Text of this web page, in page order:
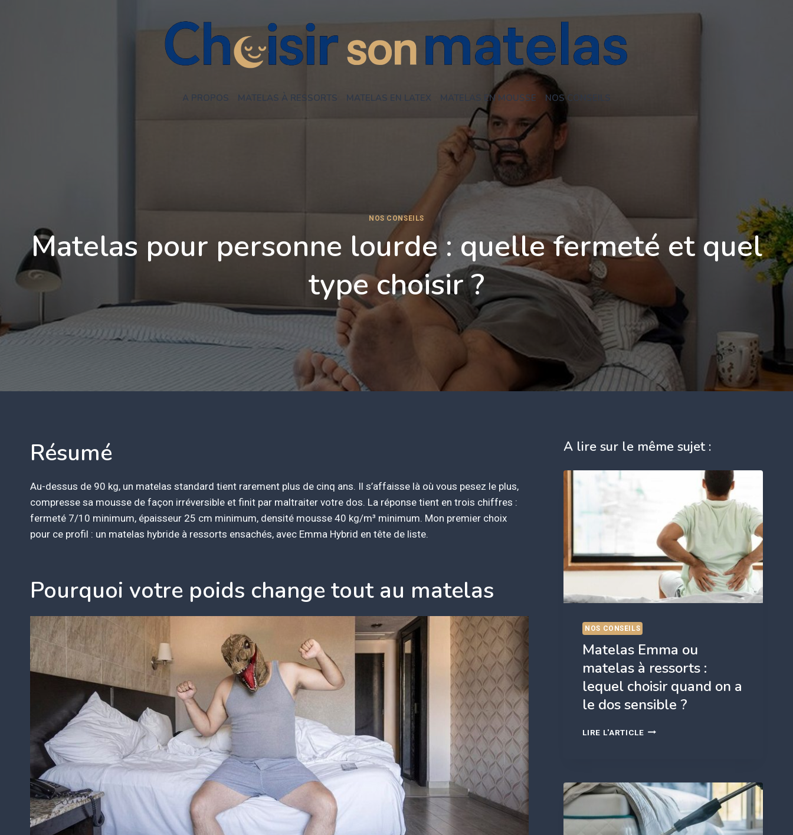
A PROPOS MATELAS À RESSORTS MATELAS EN LATEX MATELAS EN MOUSSE NOS CONSEILS
NOS CONSEILS
Matelas pour personne lourde : quelle fermeté et quel
type choisir ?
Résumé
Au-dessus de 90 kg, un matelas standard tient rarement plus de cinq ans. Il s’affaisse là où vous pesez le plus,
compresse sa mousse de façon irréversible et finit par maltraiter votre dos. La réponse tient en trois chiffres :
fermeté 7/10 minimum, épaisseur 25 cm minimum, densité mousse 40 kg/m³ minimum. Mon premier choix
pour ce profil : un matelas hybride à ressorts ensachés, avec Emma Hybrid en tête de liste.
Pourquoi votre poids change tout au matelas
A lire sur le même sujet :
NOS CONSEILS
Matelas Emma ou
matelas à ressorts :
lequel choisir quand on a
le dos sensible ?
LIRE L'ARTICLEMATELAS
RESSORTS
:
LEQUEL
CHOISIR